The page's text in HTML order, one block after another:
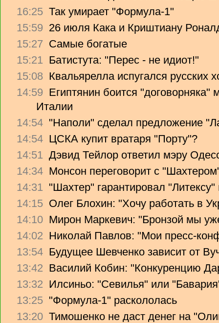
16:25 Так умирает "Формула-1"
15:59 26 июля Кака и Криштиану
15:27 Самые богатые
15:21 Батистута: "Перес - не идиот!"
15:08 Квальярелла испугался русских
14:59 Египтянин боится
Италии
14:54 "Наполи" сделал предложение
14:54 ЦСКА купит вратаря "Порту"?
14:51 Дэвид Тейлор ответил мэру
14:34 Монсон переговорит с
14:31 "Шахтер" гарантировал
14:15 Олег Блохин: "Хочу работать в
14:10 Мирон Маркевич: "Бронзой мы
14:02 Николай Павлов: "Мои пресс-
13:54 Будущее Шевченко зависит от
13:42 Василий Кобин: "Конкуренцию
13:32 Илсиньо: "Севилья" или
13:25 "Формула-1" раскололась
13:20 Тимошенко не даст денег на